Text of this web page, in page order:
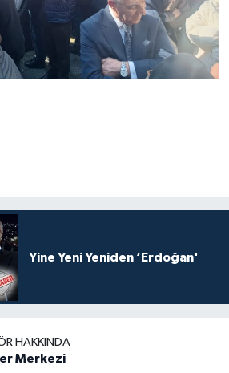
Yine Yeni Yeniden ‘Erdoğan'
HAKKINDA
Merkezi